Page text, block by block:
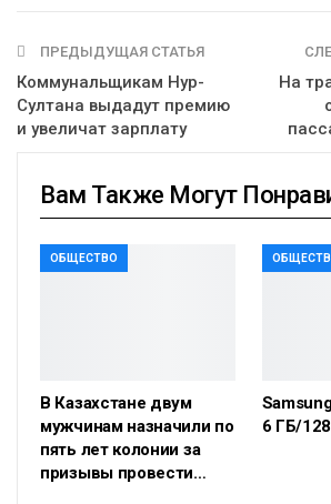
ПРЕДЫДУЩАЯ СТАТЬЯ
Коммунальщикам Нур-
Султана выдадут премию
и увеличат зарплату
На
Вам Также Могут
ОБЩЕСТВО
В Казахстане двум
мужчинам назначили по
пять лет колонии за
призывы провести…
6 ГБ/